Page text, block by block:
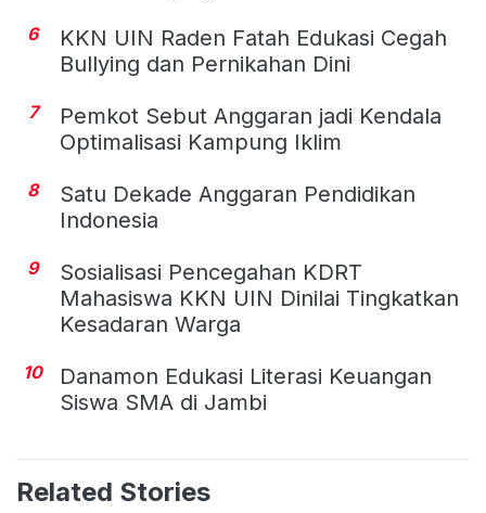
6
KKN UIN Raden Fatah Edukasi Cegah
Bullying dan Pernikahan Dini
7
Pemkot Sebut Anggaran jadi Kendala
Optimalisasi Kampung Iklim
8
Satu Dekade Anggaran Pendidikan
Indonesia
9
Sosialisasi Pencegahan KDRT
Mahasiswa KKN UIN Dinilai Tingkatkan
Kesadaran Warga
10
Danamon Edukasi Literasi Keuangan
Siswa SMA di Jambi
Related Stories